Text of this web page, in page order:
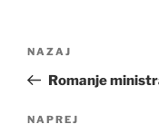
Prejšnji
prispevek
NAZAJ
Romanje
Naslednji
NAPREJ